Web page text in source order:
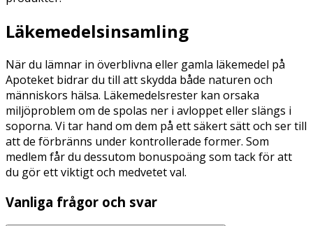
Läkemedelsinsamling
När du lämnar in överblivna eller gamla läkemedel på
Apoteket bidrar du till att skydda både naturen och
människors hälsa. Läkemedelsrester kan orsaka
miljöproblem om de spolas ner i avloppet eller slängs i
soporna. Vi tar hand om dem på ett säkert sätt och ser till
att de förbränns under kontrollerade former. Som
medlem får du dessutom bonuspoäng som tack för att
du gör ett viktigt och medvetet val.
Vanliga frågor och svar